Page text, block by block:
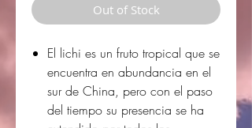
Out of Stock
El lichi es un fruto tropical que se
encuentra en abundancia en el
sur de China, pero con el paso
del tiempo su presencia se ha